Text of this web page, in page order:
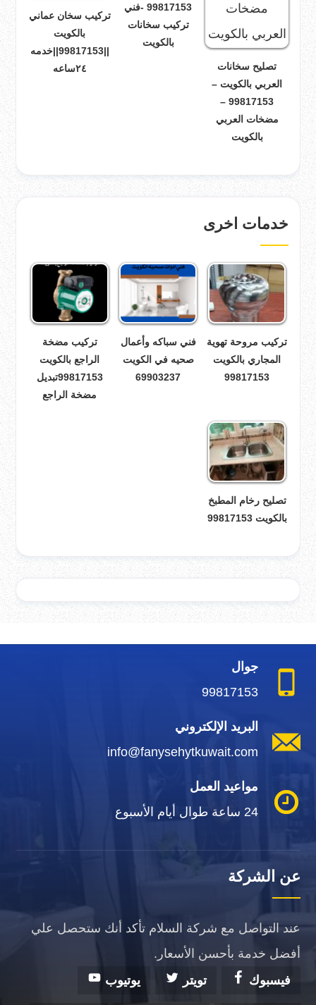
تصليح سخانات
العربي بالكويت –
99817153 –
مضخات العربي
بالكويت
99817153 -فني
تركيب سخانات
بالكويت
تركيب سخان عماني
بالكويت
||99817153||خدمه
٢٤ساعه
خدمات اخرى
تركيب مروحة تهوية
المجاري بالكويت
99817153
فني سباكه وأعمال
صحيه في الكويت
69903237
تركيب مضخة
الراجع بالكويت
99817153تبديل
مضخة الراجع
تصليح رخام المطبخ
بالكويت 99817153
جوال
99817153
البريد الإلكتروني
info@fanysehytkuwait.com
مواعيد العمل
24 ساعة طوال أيام الأسبوع
عن الشركة
عند التواصل مع شركة السلام تأكد أنك ستحصل علي
أفضل خدمة بأحسن الأسعار.
فيسبوك
تويتر يوتيوب